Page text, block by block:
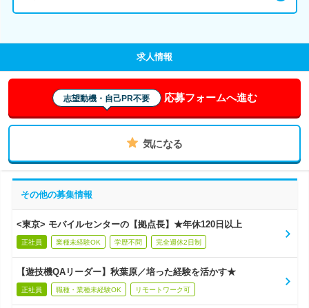
求人情報
志望動機・自己PR不要 応募フォームへ進む
気になる
その他の募集情報
<東京> モバイルセンターの【拠点長】★年休120日以上
正社員 業種未経験OK 学歴不問 完全週休2日制
【遊技機QAリーダー】秋葉原／培った経験を活かす★
正社員 職種・業種未経験OK リモートワーク可